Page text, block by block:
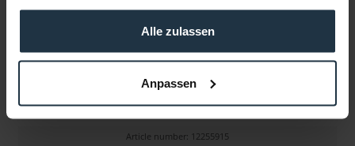
gesammelt haben.
Alle zulassen
Anpassen
Reduziereinsatz für 15mm Rohre im RMB-3
Article number: 12255915